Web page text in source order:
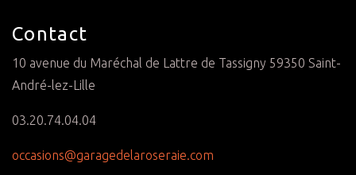
Contact
10 avenue du Maréchal de Lattre de Tassigny 59350 Saint-
André-lez-Lille
03.20.74.04.04
occasions@garagedelaroseraie.com